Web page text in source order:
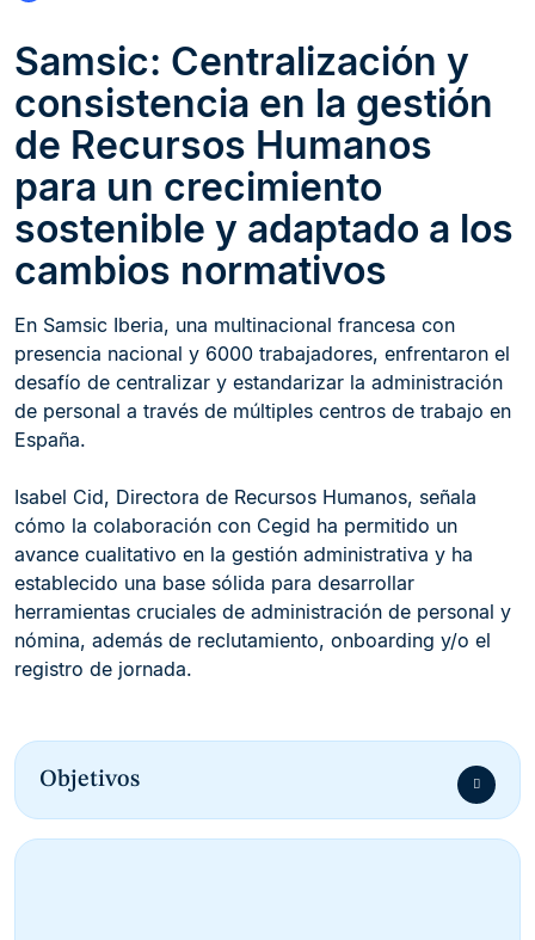
Samsic: Centralización y
consistencia en la gestión
de Recursos Humanos
para un crecimiento
sostenible y adaptado a los
cambios normativos
En Samsic Iberia, una multinacional francesa con
presencia nacional y 6000 trabajadores, enfrentaron el
desafío de centralizar y estandarizar la administración
de personal a través de múltiples centros de trabajo en
España.
Isabel Cid, Directora de Recursos Humanos, señala
cómo la colaboración con Cegid ha permitido un
avance cualitativo en la gestión administrativa y ha
establecido una base sólida para desarrollar
herramientas cruciales de administración de personal y
nómina, además de reclutamiento, onboarding y/o el
registro de jornada.
Objetivos